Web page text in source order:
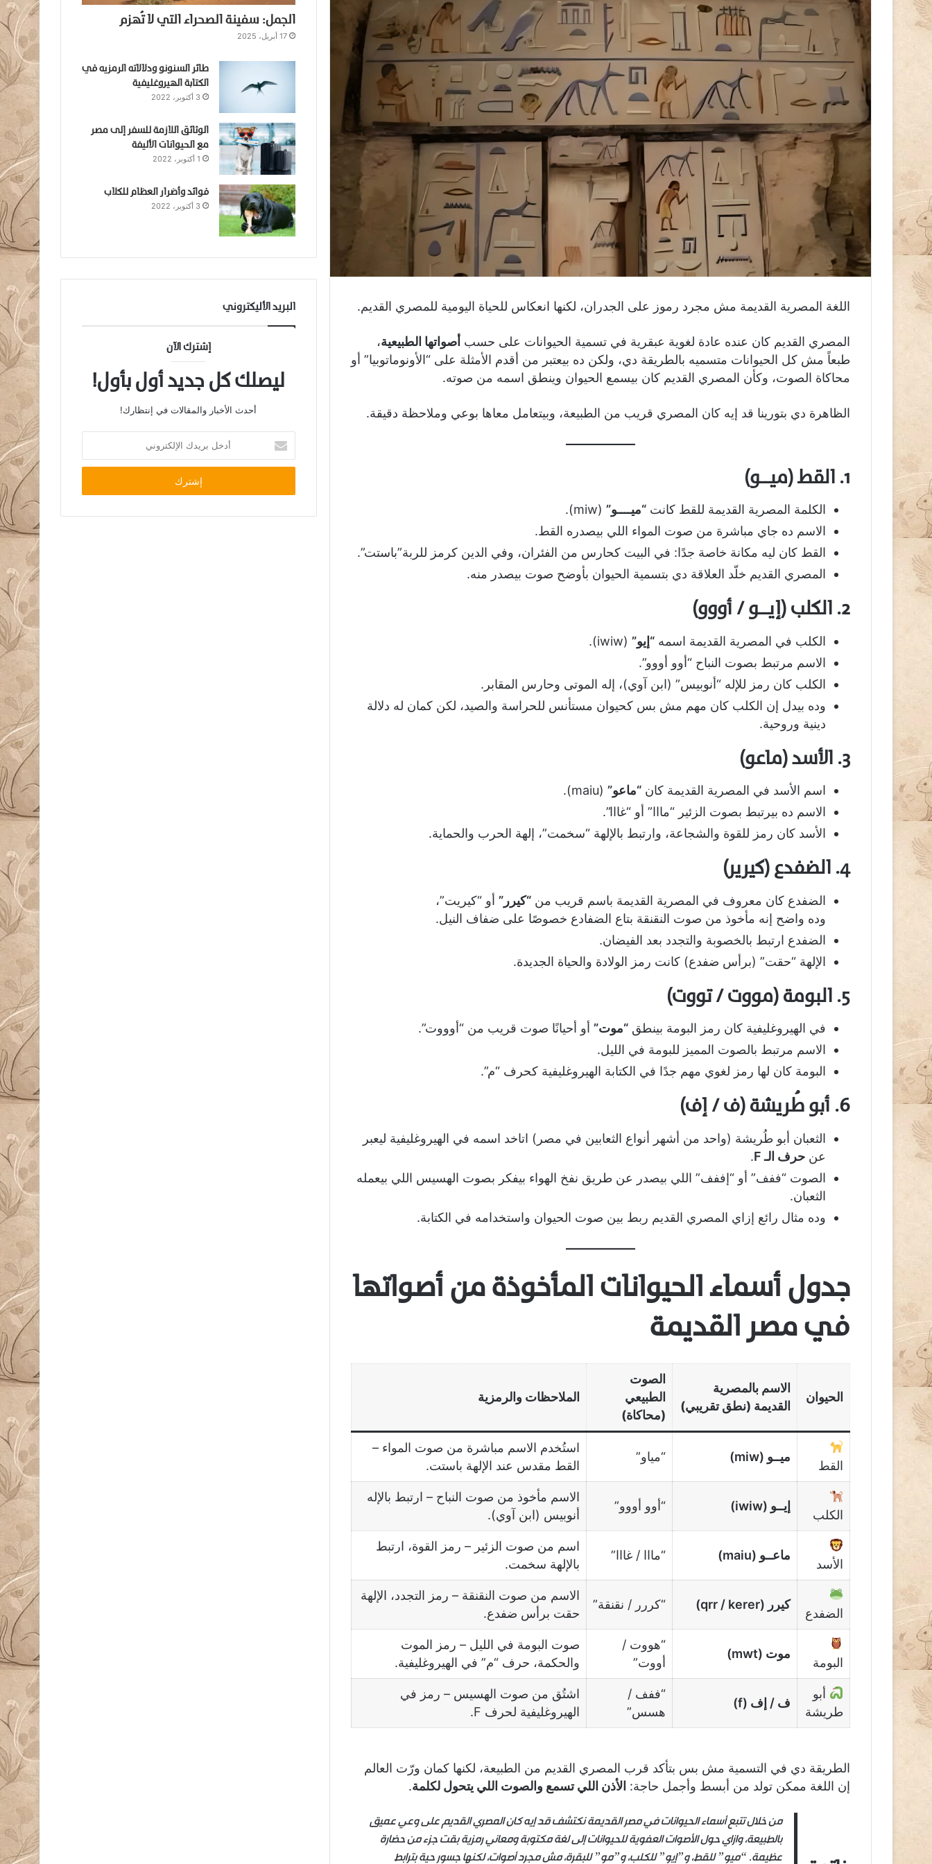
إلكترونيا
اللغة المصرية القديمة مش مجرد رموز على الجدران، لكنها انعكاس للحياة اليومية للمصري القديم.
المصري القديم كان عنده عادة لغوية عبقرية في تسمية الحيوانات على حسب أصواتها الطبيعية،
طبعاً مش كل الحيوانات متسميه بالطريقة دي، ولكن ده بيعتبر من أقدم الأمثلة على “الأونوماتوبيا” أو
محاكاة الصوت، وكأن المصري القديم كان بيسمع الحيوان وينطق اسمه من صوته.
الظاهرة دي بتورينا قد إيه كان المصري قريب من الطبيعة، وبيتعامل معاها بوعي وملاحظة دقيقة.
1. القط (ميــو)
الكلمة المصرية القديمة للقط كانت “ميــــو” (miw).
الاسم ده جاي مباشرة من صوت المواء اللي بيصدره القط.
القط كان ليه مكانة خاصة جدًا: في البيت كحارس من الفئران، وفي الدين كرمز للربة”باستت”.
المصري القديم خلّد العلاقة دي بتسمية الحيوان بأوضح صوت بيصدر منه.
2. الكلب (إيــو / أووو)
الكلب في المصرية القديمة اسمه “إيو” (iwiw).
الاسم مرتبط بصوت النباح “أوو أووو”.
الكلب كان رمز للإله “أنوبيس” (ابن آوي)، إله الموتى وحارس المقابر.
وده بيدل إن الكلب كان مهم مش بس كحيوان مستأنس للحراسة والصيد، لكن كمان له دلالة
دينية وروحية.
3. الأسد (ماعو)
اسم الأسد في المصرية القديمة كان “ماعو” (maiu).
الاسم ده بيرتبط بصوت الزئير “مااا” أو “غااا”.
الأسد كان رمز للقوة والشجاعة، وارتبط بالإلهة “سخمت”، إلهة الحرب والحماية.
4. الضفدع (كيرير)
الضفدع كان معروف في المصرية القديمة باسم قريب من “كيرر” أو “كيريت”،
وده واضح إنه مأخوذ من صوت النقنقة بتاع الضفادع خصوصًا على ضفاف النيل.
الضفدع ارتبط بالخصوبة والتجدد بعد الفيضان.
الإلهة “حقت” (برأس ضفدع) كانت رمز الولادة والحياة الجديدة.
5. البومة (مووت / تووت)
في الهيروغليفية كان رمز البومة بينطق “موت” أو أحيانًا صوت قريب من “أوووت”.
الاسم مرتبط بالصوت المميز للبومة في الليل.
البومة كان لها رمز لغوي مهم جدًا في الكتابة الهيروغليفية كحرف “م”.
6. أبو طُريشة (ف / إف)
الثعبان أبو طُريشة (واحد من أشهر أنواع الثعابين في مصر) اتاخد اسمه في الهيروغليفية ليعبر
عن حرف الـ F
.
الصوت “ففف” أو “إففف” اللي بيصدر عن طريق نفخ الهواء بيفكر بصوت الهسيس اللي بيعمله
الثعبان.
وده مثال رائع إزاي المصري القديم ربط بين صوت الحيوان واستخدامه في الكتابة.
جدول أسماء الحيوانات المأخوذة من أصواتها
في مصر القديمة
الحيوان
الاسم بالمصرية
القديمة (نطق تقريبي)
الصوت
الطبيعي
(محاكاة)
الملاحظات والرمزية
القط
ميــو (miw) “مياو”
استُخدم الاسم مباشرة من صوت المواء –
القط مقدس عند الإلهة باستت.
الكلب
إيــو (iwiw) “أوو أووو”
الاسم مأخوذ من صوت النباح – ارتبط بالإله
أنوبيس (ابن آوي).
الأسد
ماعــو (maiu) “مااا / غااا”
اسم من صوت الزئير – رمز القوة، ارتبط
بالإلهة سخمت.
الضفدع
كيرر (qrr / kerer) “كررر / نقنقة”
الاسم من صوت النقنقة – رمز التجدد، الإلهة
حقت برأس ضفدع.
البومة
موت (mwt)
“هووت /
أووت”
صوت البومة في الليل – رمز الموت
والحكمة، حرف “م” في الهيروغليفية.
أبو
طريشة
ف / إف (f)
“ففف /
هسس”
اشتُق من صوت الهسيس – رمز في
الهيروغليفية لحرف F.
الطريقة دي في التسمية مش بس بتأكد قرب المصري القديم من الطبيعة، لكنها كمان ورّت العالم
إن اللغة ممكن تولد من أبسط وأجمل حاجة: الأذن اللي تسمع والصوت اللي يتحول لكلمة.
من خلال تتبع أسماء الحيوانات في مصر القديمة نكتشف قد إيه كان المصري القديم على وعي عميق
بالطبيعة، وازاي حول الأصوات العفوية للحيوانات إلى لغة مكتوبة ومعاني رمزية بقت جزء من حضارة
عظيمة. “ميو” للقط، و”إيو” للكلب، و”مو” للبقرة، مش مجرد أصوات، لكنها جسور حية بترابط
الببغاء الناطق: ذكاء حقيقي أم مجرد تقليد؟
دور الأسماك في تحسين الصحة النفسية
للإنسان
مستقبل الذكاء الاصطناعي مع الحيوانات
الأليفة والمزارع: ثورة تكنولوجية في رعاية
الفيل: جند الله ومعجزة الإهلاك في مكة
غراب قابيل: معلم الدفن وأذكى طيور البرية
الجمل: سفينة الصحراء التي لا تُهزم
17 أبريل، 2025
طائر السنونو ودلالاته الرمزيه في
الكتابة الهيروغليفية
3 أكتوبر، 2022
الوثائق اللازمة للسفر إلى مصر
مع الحيوانات الأليفة
1 أكتوبر، 2022
فوائد وأضرار العظام للكلاب
3 أكتوبر، 2022
البريد الأليكتروني
إشترك الآن
ليصلك كل جديد أول بأول!
أحدث الأخبار والمقالات في إنتظارك!
بريدك
الإلكتروني